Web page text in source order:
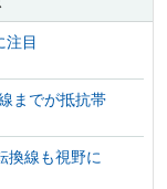
注目
までが抵抗帯
換線も視野に